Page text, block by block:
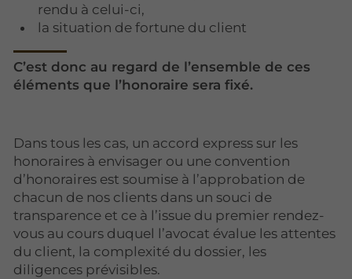
rendu à celui-ci,
la situation de fortune du client
C’est donc au regard de l’ensemble de ces
éléments que l’honoraire sera fixé.
Dans tous les cas, un accord express sur les
honoraires à envisager ou une convention
d’honoraires est soumise à l’approbation de
chacun de nos clients dans un souci de
transparence et ce à l’issue du premier rendez-
vous au cours duquel l’avocat évalue les attentes
du client, la complexité du dossier, les
diligences prévisibles.